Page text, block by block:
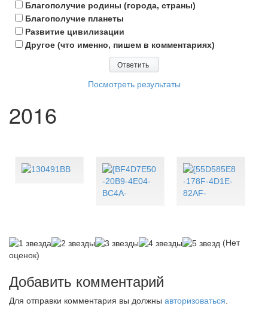
Благополучие родины (города, страны)
Благополучие планеты
Развитие цивилизации
Другое (что именно, пишем в комментариях)
Посмотреть результаты
2016
(Нет
оценок)
Добавить комментарий
Для отправки комментария вы должны авторизоваться.